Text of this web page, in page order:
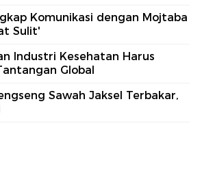
Komunikasi dengan Mojtaba
Sulit'
Industri Kesehatan Harus
Global
Sawah Jaksel Terbakar,